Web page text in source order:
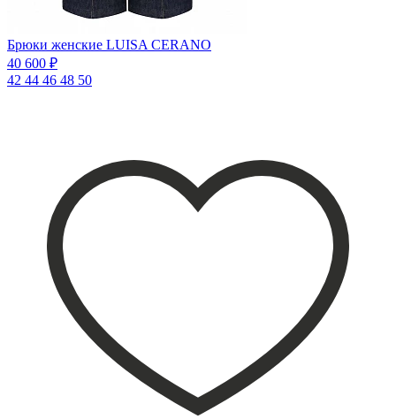
Брюки женские LUISA CERANO
40 600 ₽
42 44 46 48 50